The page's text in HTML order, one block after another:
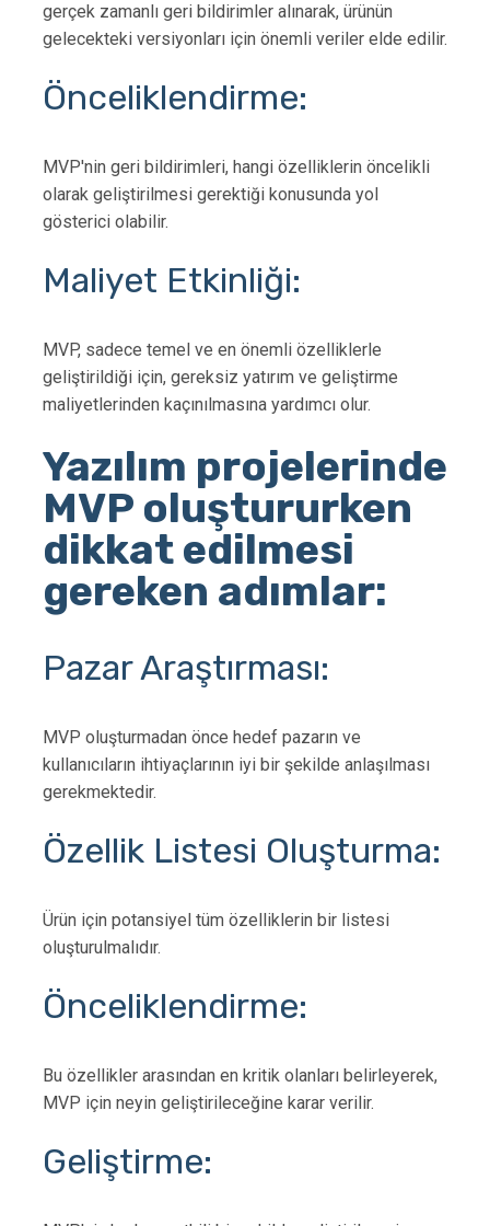
gerçek zamanlı geri bildirimler alınarak, ürünün
gelecekteki versiyonları için önemli veriler elde edilir.
Önceliklendirme:
MVP'nin geri bildirimleri, hangi özelliklerin öncelikli
olarak geliştirilmesi gerektiği konusunda yol
gösterici olabilir.
Maliyet Etkinliği:
MVP, sadece temel ve en önemli özelliklerle
geliştirildiği için, gereksiz yatırım ve geliştirme
maliyetlerinden kaçınılmasına yardımcı olur.
Yazılım projelerinde
MVP oluştururken
dikkat edilmesi
gereken adımlar:
Pazar Araştırması:
MVP oluşturmadan önce hedef pazarın ve
kullanıcıların ihtiyaçlarının iyi bir şekilde anlaşılması
gerekmektedir.
Özellik Listesi Oluşturma:
Ürün için potansiyel tüm özelliklerin bir listesi
oluşturulmalıdır.
Önceliklendirme:
Bu özellikler arasından en kritik olanları belirleyerek,
MVP için neyin geliştirileceğine karar verilir.
Geliştirme: